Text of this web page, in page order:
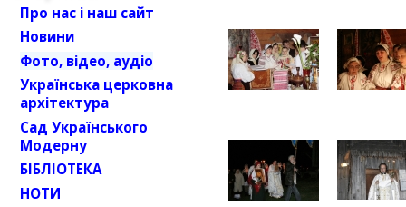
Про нас і наш сайт
Новини
Фото, відео, аудіо
Українська церковна
архітектура
Сад Українського
Модерну
БІБЛІОТЕКА
НОТИ